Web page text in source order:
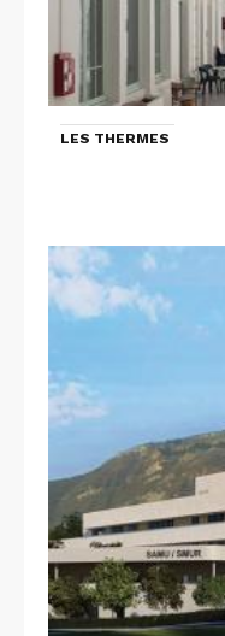
LES THERMES